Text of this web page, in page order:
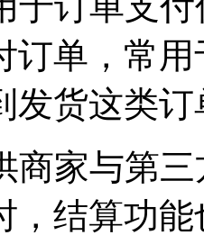
订单，常
发货这
商家与第
，结算功